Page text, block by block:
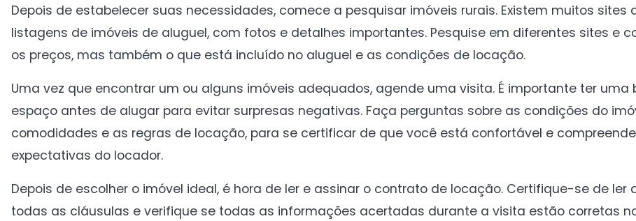
Depois de estabelecer suas necessidades, comece a pesquisar imóveis rurais. Existem muitos sites
listagens de imóveis de aluguel, com fotos e detalhes importantes. Pesquise em diferentes sites e
os preços, mas também o que está incluído no aluguel e as condições de locação.
Uma vez que encontrar um ou alguns imóveis adequados, agende uma visita. É importante ter uma
espaço antes de alugar para evitar surpresas negativas. Faça perguntas sobre as condições do
comodidades e as regras de locação, para se certificar de que você está confortável e
expectativas do locador.
Depois de escolher o imóvel ideal, é hora de ler e assinar o contrato de locação. Certifique-se de
todas as cláusulas e verifique se todas as informações acertadas durante a visita estão corretas